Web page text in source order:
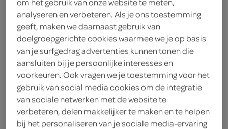
bananen 4+
Ella's Kitchen
2.
25
120 Gram
analyseren en verbeteren. Als je ons toestemming
geeft, maken we daarnaast gebruik van
doelgroepgerichte cookies waarmee we je op basis
van je surfgedrag advertenties kunnen tonen die
aansluiten bij je persoonlijke interesses en
voorkeuren. Ook vragen we je toestemming voor het
gebruik van social media cookies om de integratie
van sociale netwerken met de website te
verbeteren, delen makkelijker te maken en te helpen
bij het personaliseren van je sociale media-ervaring